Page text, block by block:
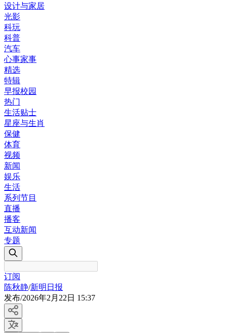
设计与家居
光影
科玩
科普
汽车
心事家事
精选
特辑
早报校园
热门
生活贴士
星座与生肖
保健
体育
视频
新闻
娱乐
生活
系列节目
直播
播客
互动新闻
专题
订阅
陈秋静/新明日报
发布/2026年2月22日 15:37